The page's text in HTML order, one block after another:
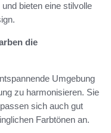
bieten eine stilvolle
die
Umgebung
zu harmonisieren. Sie
sich auch gut
Farbtönen an.